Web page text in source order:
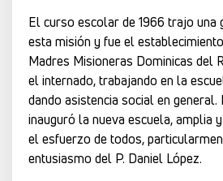
El curso escolar de 1966 trajo una
esta misión y fue el
Madres Misioneras Dominicas del
el internado, trabajando en la
dando asistencia social en general.
inauguró la nueva escuela, amplia
el esfuerzo de todos,
entusiasmo del P. Daniel López.